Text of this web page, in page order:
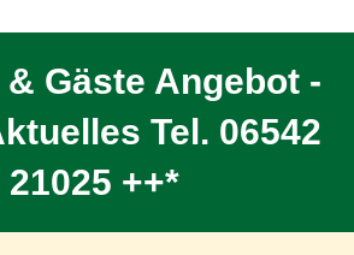
& Gäste Angebot -
Tel. 06542
21025 ++*